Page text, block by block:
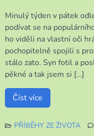
Minulý týden v pátek
podívat se na
ho viděli na vlastní oči
pochopitelně spojili s
stálo zato. Syn fotil a
pěkné a tak jsem si […]
Číst více
PŘÍBĚHY ZE ŽIVOTA